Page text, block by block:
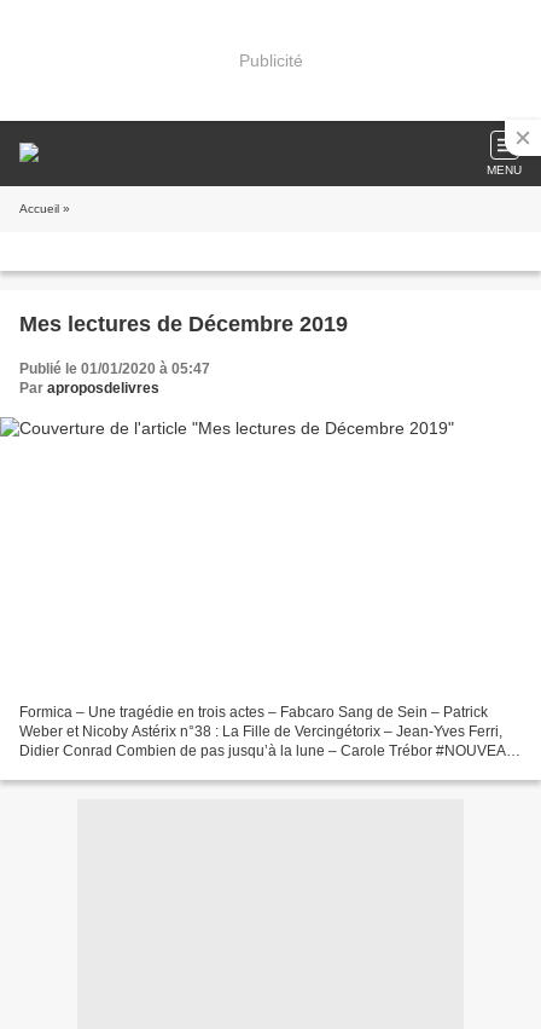
Publicité
MENU
Accueil »
Mes lectures de Décembre 2019
Publié le 01/01/2020 à 05:47
Par aproposdelivres
Formica – Une tragédie en trois actes – Fabcaro Sang de Sein – Patrick
Weber et Nicoby Astérix n°38 : La Fille de Vercingétorix – Jean-Yves Ferri,
Didier Conrad Combien de pas jusqu’à la lune – Carole Trébor #NOUVEAU